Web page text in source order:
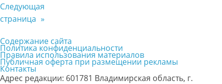
Следующая
страница »
Содержание сайта
Политика конфиденциальности
Правила использования материалов
Публичная оферта при размещении рекламы
Контакты
Адрес редакции: 601781 Владимирская область, г.